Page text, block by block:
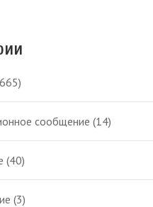
сообщение (14)
(40)
(3)